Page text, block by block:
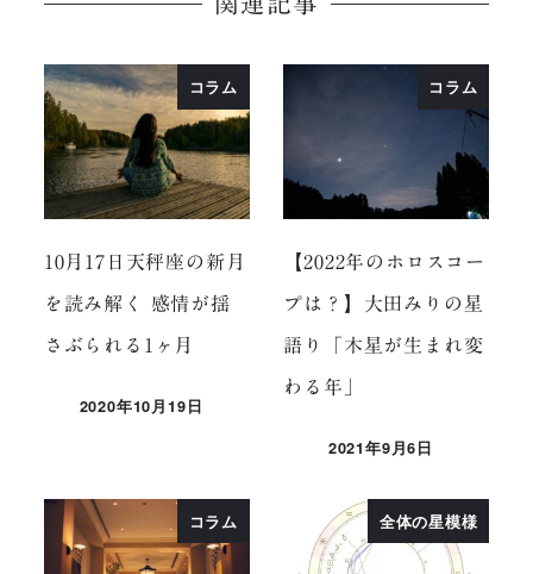
コラム
10月17日天秤座の新月
を読み解く 感情が揺
さぶられる1ヶ月
投稿日
2020年10月19日
コラム
【2022年のホロスコー
プは？】大田みりの星
語り「木星が生まれ変
わる年」
投稿日
2021年9月6日
コラム 全体の星模様